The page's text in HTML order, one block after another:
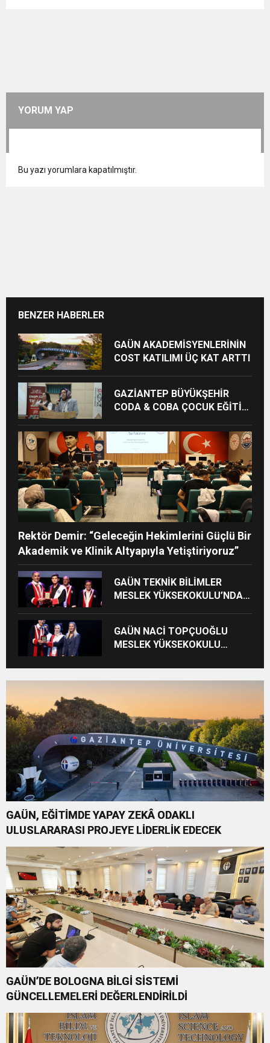
YORUM YAP
Bu yazı yorumlara kapatılmıştır.
BENZER HABERLER
GAÜN AKADEMİSYENLERİNİN
COST KATILIMI ÜÇ KAT ARTTI
GAZİANTEP BÜYÜKŞEHİR
CODA & COBA ÇOCUK EĞİTİM
HEYECANI
Rektör Demir: “Geleceğin Hekimlerini Güçlü Bir
Akademik ve Klinik Altyapıyla Yetiştiriyoruz”
GAÜN TEKNİK BİLİMLER
MESLEK YÜKSEKOKULU’NDA
GAÜN NACİ TOPÇUOĞLU
MESLEK YÜKSEKOKULU
GAÜN, EĞİTİMDE YAPAY ZEKÂ ODAKLI
ULUSLARARASI PROJEYE LİDERLİK EDECEK
GAÜN’DE BOLOGNA BİLGİ SİSTEMİ
GÜNCELLEMELERİ DEĞERLENDİRİLDİ